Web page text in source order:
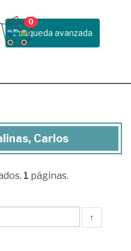
Busqueda avanzada
0
Carlos
1 páginas.
↑